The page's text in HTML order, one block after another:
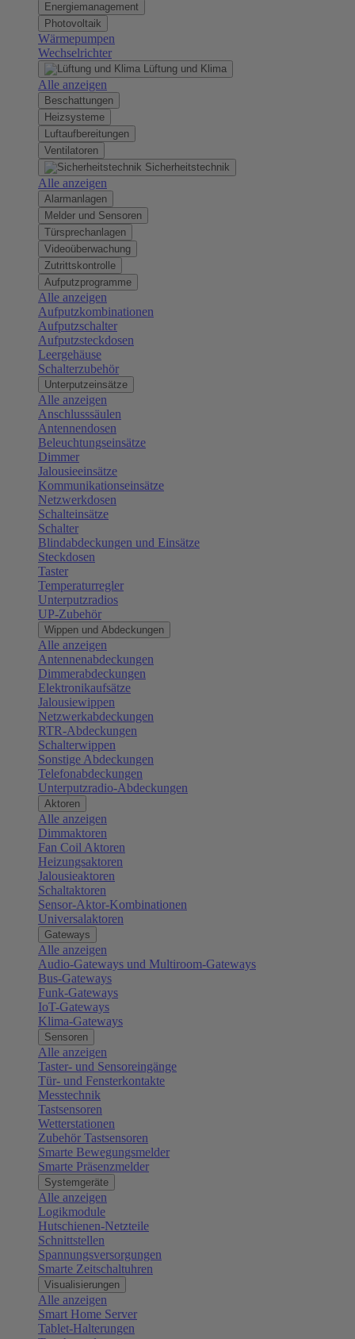
Energiemanagement
Photovoltaik
Wärmepumpen
Wechselrichter
Lüftung und Klima
Alle anzeigen
Beschattungen
Heizsysteme
Luftaufbereitungen
Ventilatoren
Sicherheitstechnik
Alle anzeigen
Alarmanlagen
Melder und Sensoren
Türsprechanlagen
Videoüberwachung
Zutrittskontrolle
Aufputzprogramme
Alle anzeigen
Aufputzkombinationen
Aufputzschalter
Aufputzsteckdosen
Leergehäuse
Schalterzubehör
Unterputzeinsätze
Alle anzeigen
Anschlusssäulen
Antennendosen
Beleuchtungseinsätze
Dimmer
Jalousieeinsätze
Kommunikationseinsätze
Netzwerkdosen
Schalteinsätze
Schalter
Blindabdeckungen und Einsätze
Steckdosen
Taster
Temperaturregler
Unterputzradios
UP-Zubehör
Wippen und Abdeckungen
Alle anzeigen
Antennenabdeckungen
Dimmerabdeckungen
Elektronikaufsätze
Jalousiewippen
Netzwerkabdeckungen
RTR-Abdeckungen
Schalterwippen
Sonstige Abdeckungen
Telefonabdeckungen
Unterputzradio-Abdeckungen
Aktoren
Alle anzeigen
Dimmaktoren
Fan Coil Aktoren
Heizungsaktoren
Jalousieaktoren
Schaltaktoren
Sensor-Aktor-Kombinationen
Universalaktoren
Gateways
Alle anzeigen
Audio-Gateways und Multiroom-Gateways
Bus-Gateways
Funk-Gateways
IoT-Gateways
Klima-Gateways
Sensoren
Alle anzeigen
Taster- und Sensoreingänge
Tür- und Fensterkontakte
Messtechnik
Tastsensoren
Wetterstationen
Zubehör Tastsensoren
Smarte Bewegungsmelder
Smarte Präsenzmelder
Systemgeräte
Alle anzeigen
Logikmodule
Hutschienen-Netzteile
Schnittstellen
Spannungsversorgungen
Smarte Zeitschaltuhren
Visualisierungen
Alle anzeigen
Smart Home Server
Tablet-Halterungen